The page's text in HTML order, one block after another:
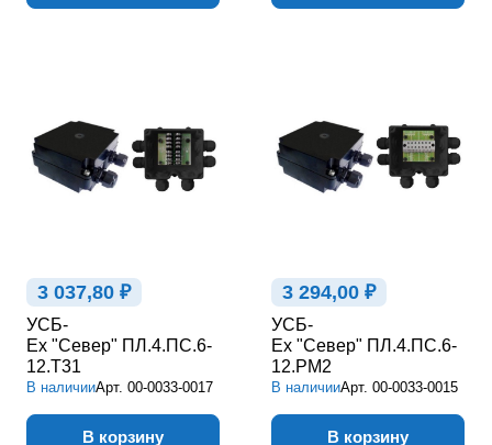
3 037,80 ₽
УСБ-
Ex "Север" ПЛ.4.ПС.6-
12.Т31
В наличииАрт. 00-0033-0017
В корзину
3 294,00 ₽
УСБ-
Ex "Север" ПЛ.4.ПС.6-
12.РМ2
В наличииАрт. 00-0033-0015
В корзину